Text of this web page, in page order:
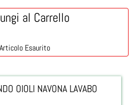
al Carrello
Articolo Esaurito
OIOLI NAVONA LAVABO